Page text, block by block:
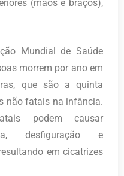
(mãos e braços),
Mundial de Saúde
morrem por ano em
que são a quinta
não fatais na infância.
podem causar
desfiguração e
em cicatrizes